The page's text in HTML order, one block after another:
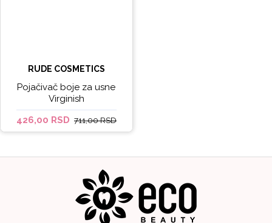
RUDE COSMETICS
Pojačivač boje za usne
Virginish
426,00 RSD 711,00 RSD